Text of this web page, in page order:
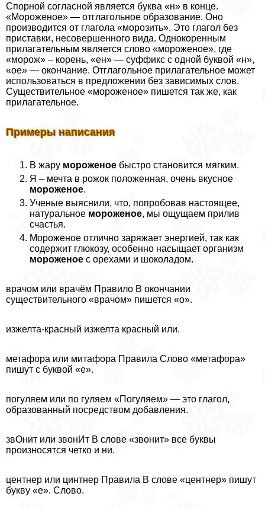
Спopной согласной является буква «н» в конце.
«Мороженое» — отглагольное образование. Оно
производится от глагола «морозить». Это глагол без
приставки, несовершенного вида. Однокоренным
прилагательным является слово «мороженое», где
«морож» – корень, «ен» — суффикс с одной буквой «н»,
«ое» — окончание. Отглагольное прилагательное может
использоваться в предложении без зависимых слов.
Существительное «мороженое» пишется так же, как
прилагательное.
Примеры написания
В жару мороженое быстро становится мягким.
Я – мечта в рожок положенная, очень вкусное
мороженое.
Ученые выяснили, что, попробовав настоящее,
натуральное мороженое, мы ощущаем прилив
счастья.
Мороженое отлично заряжает энергией, так как
содержит глюкозу, особенно насыщает организм
мороженое с орехами и шоколадом.
врачом или врачём Правило В окончании
существительного «врачом» пишется «о».
изжелта-красный изжелта красный или.
метафора или митафора Правила Слово «метафора»
пишут с буквой «е».
погуляем или по гуляем «Погуляем» — это глагол,
образованный посредством добавления.
звОнит или звонИт В слове «звонит» все буквы
произносятся четко и ни.
центнер или цинтнер Правила В слове «центнер» пишут
букву «е». Слово.